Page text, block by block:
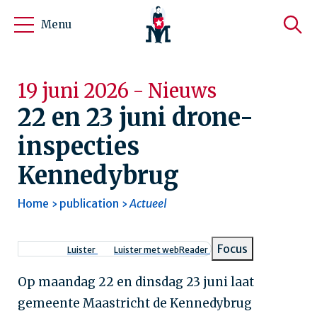
Menu
19 juni 2026 - Nieuws
22 en 23 juni drone-
inspecties
Kennedybrug
Kruimelpad
Home publication Actueel
Luister Luister met webReader Focus
Op maandag 22 en dinsdag 23 juni laat
gemeente Maastricht de Kennedybrug